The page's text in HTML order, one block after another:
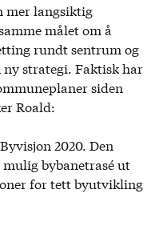
mer langsiktig
målet om å
rundt sentrum og
strategi. Faktisk har
siden
Roald:
2020. Den
bybanetrasé ut
for tett byutvikling